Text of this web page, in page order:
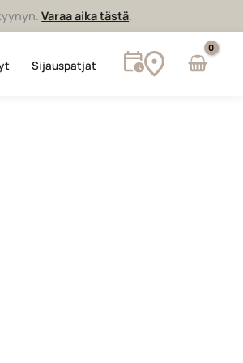
Varaa aika tästä.
Sijauspatjat